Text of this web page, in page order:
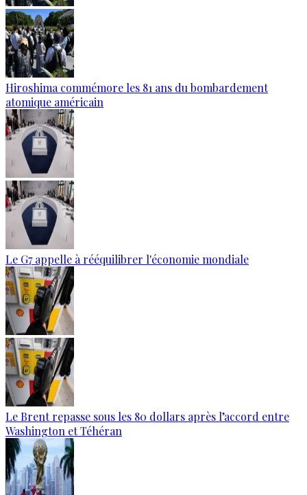
Hiroshima commémore les 81 ans du bombardement
atomique américain
Le G7 appelle à rééquilibrer l'économie mondiale
Le Brent repasse sous les 80 dollars après l’accord entre
Washington et Téhéran